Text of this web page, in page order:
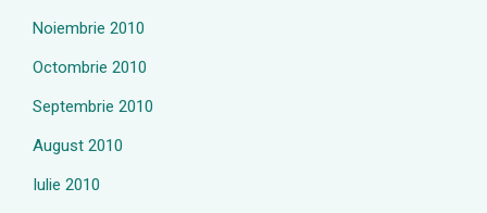
Noiembrie 2010
Octombrie 2010
Septembrie 2010
August 2010
Iulie 2010